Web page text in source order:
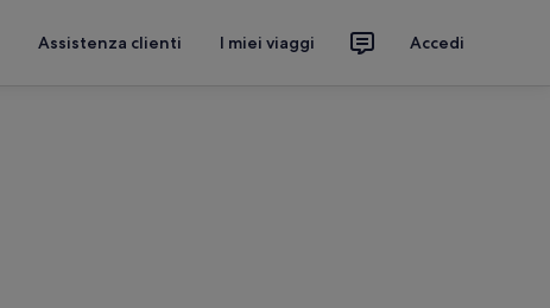
Assistenza clienti I miei viaggi Accedi